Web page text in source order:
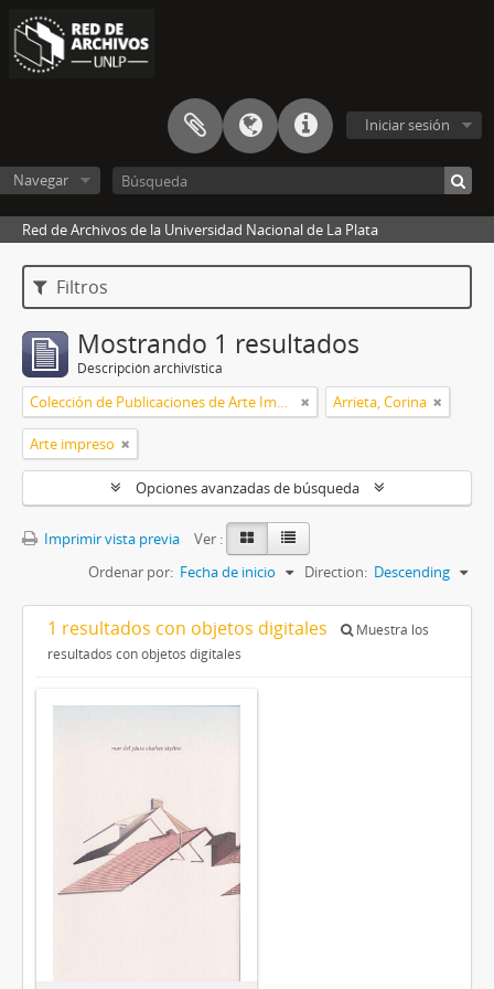
Iniciar sesión
Navegar
Red de Archivos de la Universidad Nacional de La Plata
Filtros
Mostrando 1 resultados
Descripción archivística
Colección de Publicaciones de Arte Impreso Arrieta, Corina
Arte impreso
Opciones avanzadas de búsqueda
Imprimir vista previa
Ver :
Ordenar por: Fecha de inicio Direction: Descending
1 resultados con objetos digitales
Muestra los
resultados con objetos digitales